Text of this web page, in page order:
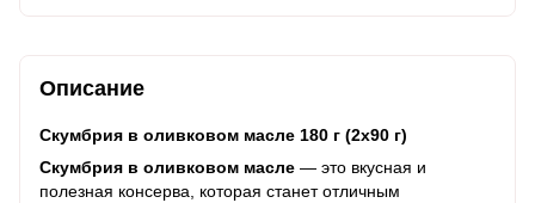
Описание
Скумбрия в оливковом масле 180 г (2х90 г)
Скумбрия в оливковом масле — это вкусная и
полезная консерва, которая станет отличным